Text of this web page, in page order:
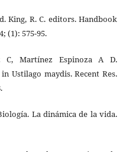
King, R. C. editors. Handbook
(1): 575-95.
C, Martínez Espinoza A D.
Ustilago maydis. Recent Res.
La dinámica de la vida.